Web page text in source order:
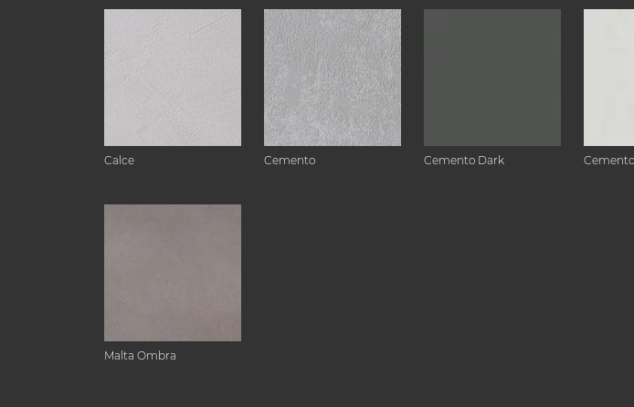
Calce Cemento Cemento Dark
Malta Ombra